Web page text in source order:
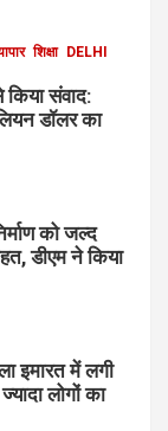
शिक्षा DELHI
किया संवाद:
डॉलर का
को जल्द
डीएम ने किया
इमारत में लगी
लोगों का